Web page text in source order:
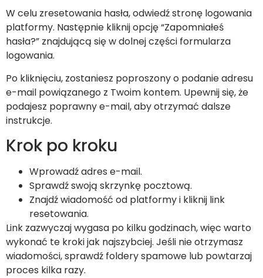
W celu zresetowania hasła, odwiedź stronę logowania
platformy. Następnie kliknij opcję “Zapomniałeś
hasła?” znajdującą się w dolnej części formularza
logowania.
Po kliknięciu, zostaniesz poproszony o podanie adresu
e-mail powiązanego z Twoim kontem. Upewnij się, że
podajesz poprawny e-mail, aby otrzymać dalsze
instrukcje.
Krok po kroku
Wprowadź adres e-mail.
Sprawdź swoją skrzynkę pocztową.
Znajdź wiadomość od platformy i kliknij link
resetowania.
Link zazwyczaj wygasa po kilku godzinach, więc warto
wykonać te kroki jak najszybciej. Jeśli nie otrzymasz
wiadomości, sprawdź foldery spamowe lub powtarzaj
proces kilka razy.